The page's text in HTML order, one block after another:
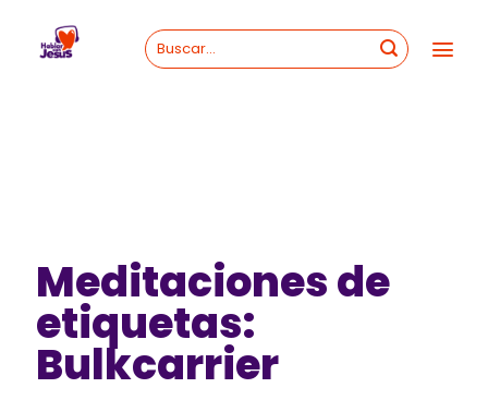
content
Meditaciones de
etiquetas:
Bulkcarrier